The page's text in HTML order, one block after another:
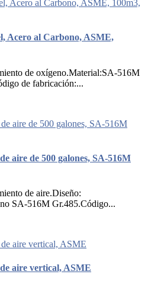
Acero al Carbono, ASME,
de oxígeno.Material:SA-516M
de fabricación:...
aire de 500 galones, SA-516M
de aire.Diseño:
SA-516M Gr.485.Código...
aire vertical, ASME